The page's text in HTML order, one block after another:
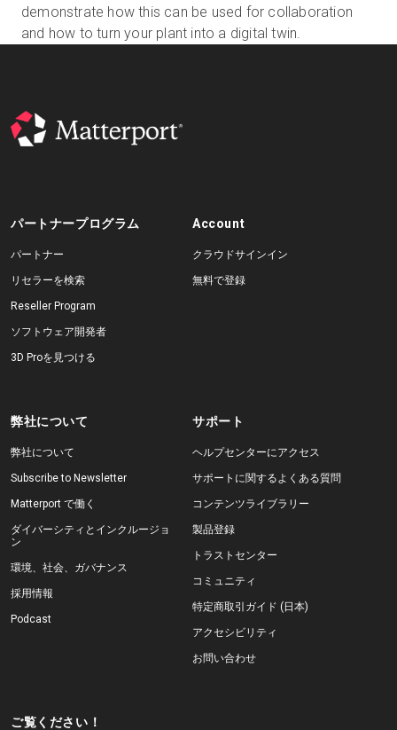
JA
demonstrate how this can be used for collaboration
and how to turn your plant into a digital twin.
パートナープログラム
パートナー
リセラーを検索
Reseller Program
ソフトウェア開発者
3D Proを見つける
Account
クラウドサインイン
無料で登録
弊社について
弊社について
Subscribe to Newsletter
Matterport で働く
ダイバーシティとインクルージョ
ン
環境、社会、ガバナンス
採用情報
Podcast
サポート
ヘルプセンターにアクセス
サポートに関するよくある質問
コンテンツライブラリー
製品登録
トラストセンター
コミュニティ
特定商取引ガイド (日本)
アクセシビリティ
お問い合わせ
ご覧ください！